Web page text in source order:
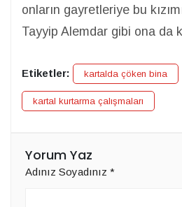
onların gayretleriye bu
Tayyip Alemdar gibi ona da
Etiketler: kartalda çöken bina
kartal kurtarma çalışmaları
Yorum Yaz
Adınız Soyadınız *